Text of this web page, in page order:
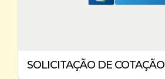
SOLICITAÇÃO DE COTAÇÃO